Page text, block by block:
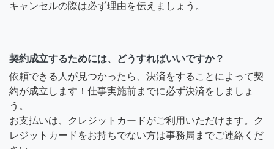
キャンセルの際は必ず理由を伝えましょう。
契約成立するためには、どうすればいいですか？
依頼できる人が見つかったら、決済をすることによって契
約が成立します！仕事実施前までに必ず決済をしましょ
う。
お支払いは、クレジットカードがご利用いただけます。ク
レジットカードをお持ちでない方は事務局までご連絡くだ